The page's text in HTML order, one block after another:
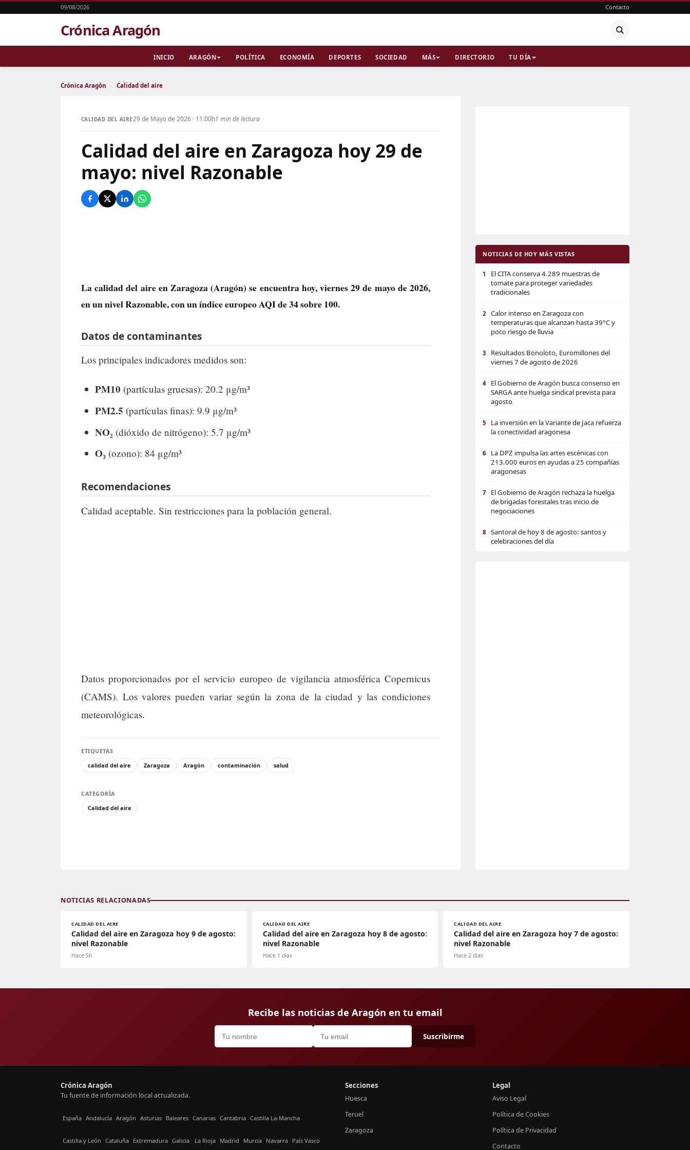
09/08/2026 Contacto
Crónica Aragón
INICIO ARAGÓN POLÍTICA ECONOMÍA DEPORTES SOCIEDAD MÁS DIRECTORIO TU DÍA
Crónica Aragón › Calidad del aire
CALIDAD DEL AIRE29 de Mayo de 2026 · 11:00h1 min de lectura
Calidad del aire en Zaragoza hoy 29 de
mayo: nivel Razonable
La calidad del aire enZaragoza(Aragón) se encuentra hoy, viernes 29 de mayo de 2026,
en un nivelRazonable, con un índice europeo AQI de34sobre 100.
Datos de contaminantes
Los principales indicadores medidos son:
PM10 (partículas gruesas): 20.2 μg/m³
PM2.5 (partículas finas): 9.9 μg/m³
NO₂ (dióxido de nitrógeno): 5.7 μg/m³
O₃ (ozono): 84 μg/m³
Recomendaciones
Calidad aceptable. Sin restricciones para la población general.
Datos proporcionados por el servicio europeo de vigilancia atmosférica Copernicus
(CAMS). Los valores pueden variar según la zona de la ciudad y las condiciones
meteorológicas.
ETIQUETAS
calidad del aire
Zaragoza Aragón contaminación salud
CATEGORÍA
Calidad del aire
NOTICIAS DE HOY MÁS VISTAS
1
El CITA conserva 4.289 muestras de
tomate para proteger variedades
tradicionales
2
Calor intenso en Zaragoza con
temperaturas que alcanzan hasta 39°C y
poco riesgo de lluvia
3
Resultados Bonoloto, Euromillones del
viernes 7 de agosto de 2026
4
El Gobierno de Aragón busca consenso en
SARGA ante huelga sindical prevista para
agosto
5
La inversión en la Variante de Jaca refuerza
la conectividad aragonesa
6
La DPZ impulsa las artes escénicas con
213.000 euros en ayudas a 25 compañías
aragonesas
7
El Gobierno de Aragón rechaza la huelga
de brigadas forestales tras inicio de
negociaciones
8
Santoral de hoy 8 de agosto: santos y
celebraciones del día
NOTICIAS RELACIONADAS
CALIDAD DEL AIRE
Calidad del aire en Zaragoza hoy 9 de agosto:
nivel Razonable
Hace 5h
CALIDAD DEL AIRE
Calidad del aire en Zaragoza hoy 8 de agosto:
nivel Razonable
Hace 1 días
CALIDAD DEL AIRE
Calidad del aire en Zaragoza hoy 7 de agosto:
nivel Razonable
Hace 2 días
Recibe las noticias de Aragón en tu email
Suscribirme
Crónica Aragón
Tu fuente de información local actualizada.
España Andalucía Aragón Asturias Baleares Canarias Cantabria Castilla La-Mancha
Castilla y León Cataluña Extremadura Galicia La Rioja Madrid Murcia Navarra País Vasco
Secciones
Huesca
Teruel
Zaragoza
Legal
Aviso Legal
Política de Cookies
Política de Privacidad
Contacto